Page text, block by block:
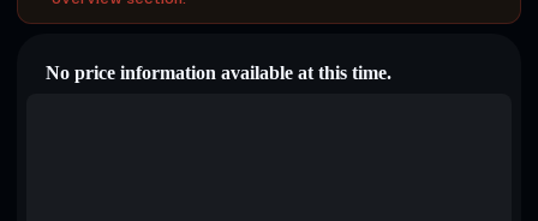
No price information available at this time.